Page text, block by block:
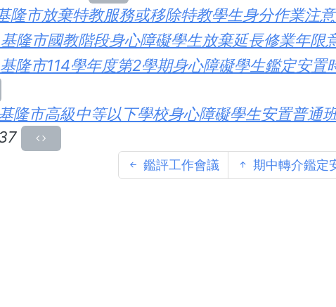
隆市放棄特教服務或移除特教學生身分作業注
隆市國教階段身心障礙學生放棄延長修業年限
隆市114學年度第2學期身心障礙學生鑑定安置
隆市高級中等以下學校身心障礙學生安置普通
鑑評工作會議 期中轉介鑑定